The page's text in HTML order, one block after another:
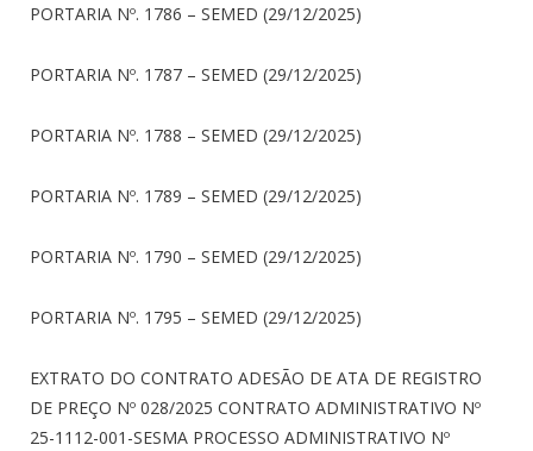
PORTARIA Nº. 1786 – SEMED (29/12/2025)
PORTARIA Nº. 1787 – SEMED (29/12/2025)
PORTARIA Nº. 1788 – SEMED (29/12/2025)
PORTARIA Nº. 1789 – SEMED (29/12/2025)
PORTARIA Nº. 1790 – SEMED (29/12/2025)
PORTARIA Nº. 1795 – SEMED (29/12/2025)
EXTRATO DO CONTRATO ADESÃO DE ATA DE REGISTRO
DE PREÇO Nº 028/2025 CONTRATO ADMINISTRATIVO Nº
25-1112-001-SESMA PROCESSO ADMINISTRATIVO Nº